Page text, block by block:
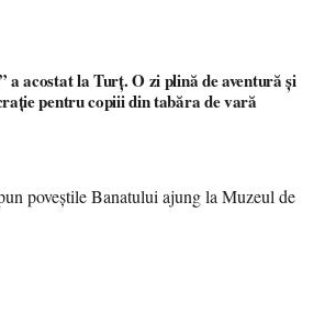
acostat la Turț. O zi plină de aventură și
pentru copiii din tabăra de vară